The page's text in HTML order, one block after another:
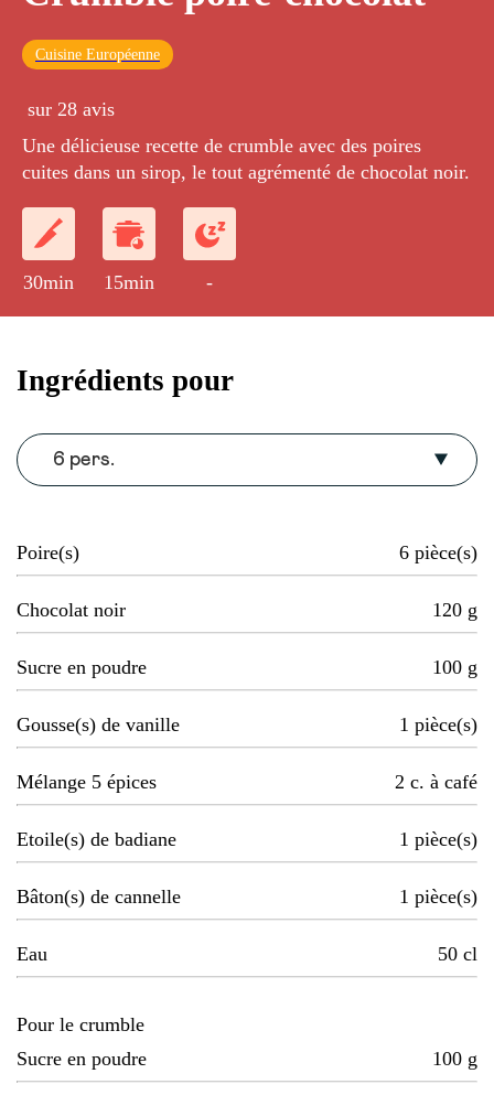
Cuisine Européenne
sur 28 avis
Une délicieuse recette de crumble avec des poires
cuites dans un sirop, le tout agrémenté de chocolat noir.
30min 15min -
Ingrédients pour
6 pers.
Poire(s) 6 pièce(s)
Chocolat noir 120 g
Sucre en poudre 100 g
Gousse(s) de vanille 1 pièce(s)
Mélange 5 épices 2 c. à café
Etoile(s) de badiane 1 pièce(s)
Bâton(s) de cannelle 1 pièce(s)
Eau 50 cl
Pour le crumble
Sucre en poudre
100 g